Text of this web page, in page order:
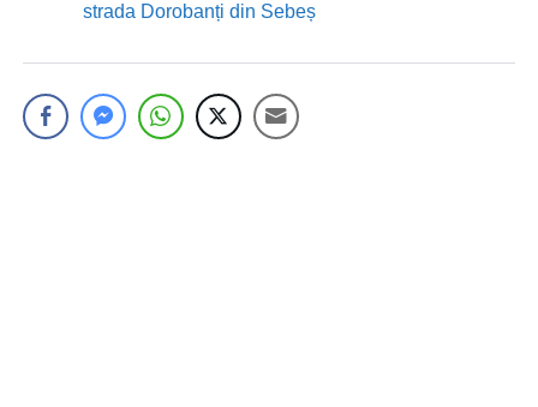
strada Dorobanți din Sebeș